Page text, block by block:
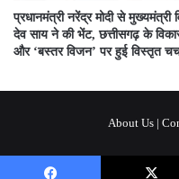
प्रधानमंत्री नरेंद्र मोदी से मुख्यमंत्री
देव साय ने की भेंट, छत्तीसगढ़ के
और ‘बस्तर विजन’ पर हुई विस्तृत
About Us |